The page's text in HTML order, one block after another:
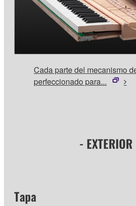
Cada parte del mecanismo
perfeccionado para...
-
Tapa